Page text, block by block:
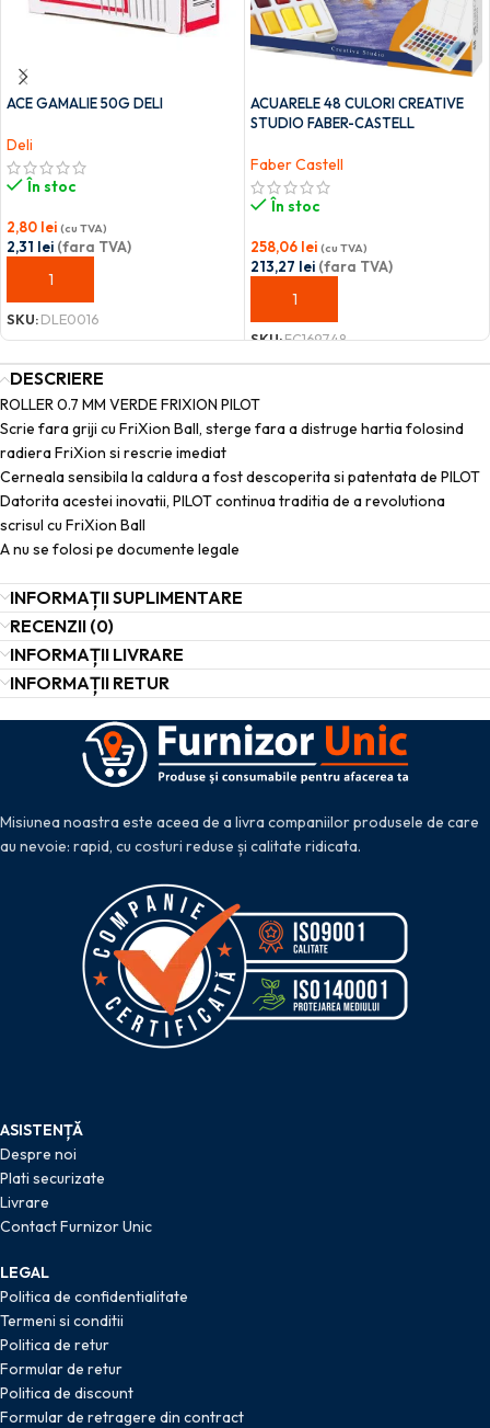
ACE GAMALIE 50G DELI
Deli
În stoc
2,80 lei (cu TVA)
2,31 lei (fara TVA)
ADAUGĂ ÎN COȘ
SKU:DLE0016
ACUARELE 48 CULORI CREATIVE
STUDIO FABER-CASTELL
Faber Castell
În stoc
258,06 lei (cu TVA)
213,27 lei (fara TVA)
ADAUGĂ ÎN COȘ
SKU:FC169748
DESCRIERE
ROLLER 0.7 MM VERDE FRIXION PILOT
Scrie fara griji cu FriXion Ball, sterge fara a distruge hartia folosind
radiera FriXion si rescrie imediat
Cerneala sensibila la caldura a fost descoperita si patentata de PILOT
Datorita acestei inovatii, PILOT continua traditia de a revolutiona
scrisul cu FriXion Ball
A nu se folosi pe documente legale
INFORMAȚII SUPLIMENTARE
RECENZII (0)
INFORMAȚII LIVRARE
INFORMAȚII RETUR
Misiunea noastra este aceea de a livra companiilor produsele de care
au nevoie: rapid, cu costuri reduse și calitate ridicata.
ASISTENȚĂ
Despre noi
Plati securizate
Livrare
Contact Furnizor Unic
LEGAL
Politica de confidentialitate
Termeni si conditii
Politica de retur
Formular de retur
Politica de discount
Formular de retragere din contract